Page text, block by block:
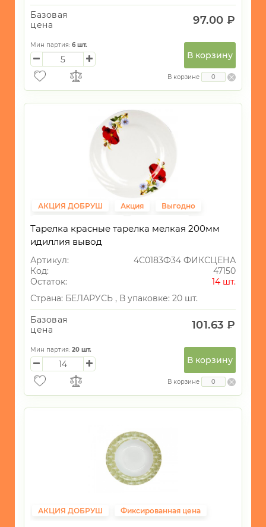
Базовая
цена
97.00 ₽
Мин партия: 6 шт.
В корзину
В корзине
АКЦИЯ ДОБРУШ Акция
Выгодно
Тарелка красные тарелка мелкая 200мм
идиллия вывод
Артикул:
4С0183Ф34 ФИКСЦЕНА
Код:
47150
Остаток:
14 шт.
Страна: БЕЛАРУСЬ , В упаковке: 20 шт.
Базовая
цена
101.63 ₽
Мин партия: 20 шт.
В корзину
В корзине
АКЦИЯ ДОБРУШ Фиксированная цена